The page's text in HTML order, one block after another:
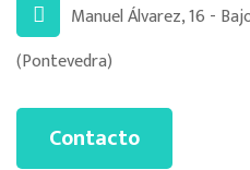
Manuel Álvarez, 16 -
(Pontevedra)
Contacto